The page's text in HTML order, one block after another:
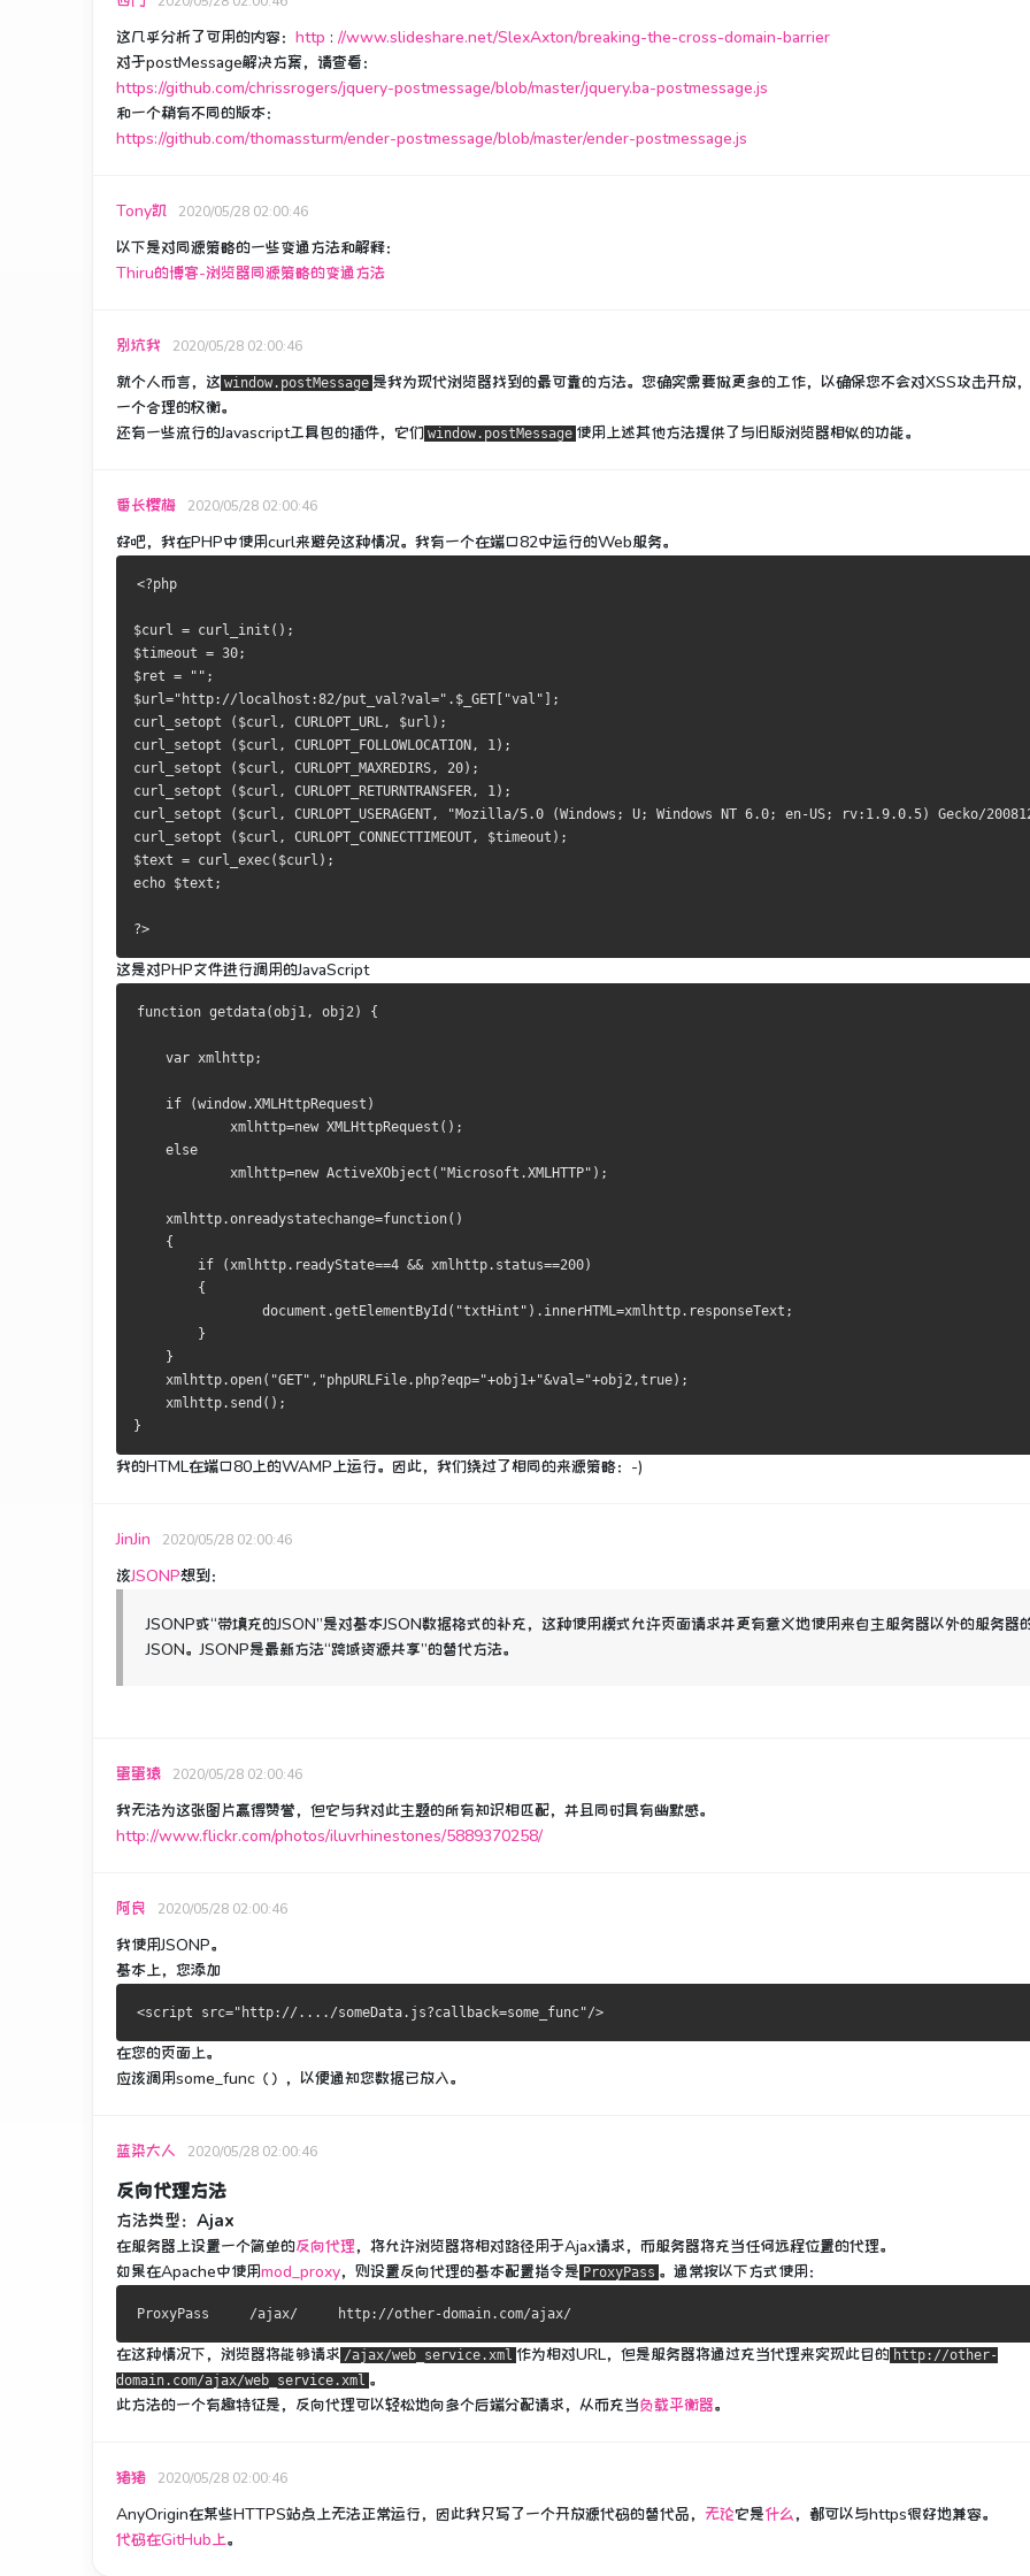
这几乎分析了可用的内容： http : //www.slideshare.net/SlexAxton/breaking-the-cross-domain-barrier
对于postMessage解决方案，请查看：
https://github.com/chrissrogers/jquery-postmessage/blob/master/jquery.ba-postmessage.js
和一个稍有不同的版本：
https://github.com/thomassturm/ender-postmessage/blob/master/ender-postmessage.js
Tony凯 2020/05/28 02:00:46
以下是对同源策略的一些变通方法和解释：
Thiru的博客-浏览器同源策略的变通方法
别坑我 2020/05/28 02:00:46
就个人而言，这 window.postMessage 是我为现代浏览器找到的最可靠的方法。 您确实需要做更多的工作，以确保您不会对XSS攻击开放
一个合理的权衡。
还有一些流行的Javascript工具包的插件，它们 window.postMessage 使用上述其他方法提供了与旧版浏览器相似的功能。
番长樱梅 2020/05/28 02:00:46
好吧，我在PHP中使用curl来避免这种情况。 我有一个在端口82中运行的Web服务。
<?php
$curl = curl_init ();
$timeout = 30;
$ret = "" ;
$url="http://localhost:82/put_val?val=" . $_GET "val" ];
curl_setopt
( $curl , CURLOPT_URL, $url );
curl_setopt
( $curl , CURLOPT_FOLLOWLOCATION , 1);
curl_setopt
( $curl , CURLOPT_MAXREDIRS, 20);
curl_setopt
( $curl , CURLOPT_RETURNTRANSFER, 1);
curl_setopt
( $curl , CURLOPT_USERAGENT,
"Mozilla/5.0 (Windows; U; Windows NT 6.0; en-US; rv:1.9.0.5) Gecko/
curl_setopt
( $curl , CURLOPT_CONNECTTIMEOUT, $timeout );
$text = curl_exec( $curl );
echo $text ;
?>
这是对PHP文件进行调用的JavaScript
function getdata(obj1, obj2) {
var xmlhttp;
if (window.XMLHttpRequest )
            xmlhttp
=new XMLHttpRequest ();
else
            xmlhttp
=new ActiveXObject ( "Microsoft.XMLHTTP" );
    xmlhttp
.onreadystatechange=function()
{
if
(xmlhttp. readyState==4 && xmlhttp. status==200)
{
                document
.getElementById ( "txtHint" ). innerHTML=xmlhttp. responseText ;
}
}
    xmlhttp
.open( "GET" , "phpURLFile.php?eqp="+obj1+"&val="+obj2,true);
    xmlhttp
. send ();
}
我的HTML在端口80上的WAMP上运行。因此，我们绕过了相同的来源策略：-)
JinJin 2020/05/28 02:00:46
该JSONP想到：
JSONP或“带填充的JSON”是对基本JSON数据格式的补充，这种使用模式允许页面请求并更有意义地使用来自主服务器以外的服务器
JSON。JSONP是最新方法“跨域资源共享”的替代方法。
蛋蛋猿 2020/05/28 02:00:46
我无法为这张图片赢得赞誉，但它与我对此主题的所有知识相匹配，并且同时具有幽默感。
http://www.flickr.com/photos/iluvrhinestones/5889370258/
阿良 2020/05/28 02:00:46
我使用JSONP。
基本上，您添加
<script src="http://..../someData.js?callback=some_func"/>
在您的页面上。
应该调用some_func（），以便通知您数据已放入。
蓝染大人 2020/05/28 02:00:46
反向代理方法
方法类型： Ajax
在服务器上设置一个简单的反向代理，将允许浏览器将相对路径用于Ajax请求，而服务器将充当任何远程位置的代理。
如果在Apache中使用mod_proxy，则设置反向代理的基本配置指令是 ProxyPass 。 通常按以下方式使用：
ProxyPass /ajax/
     http
: //other-domain.com/ajax/
在这种情况下，浏览器将能够请求 /ajax/web_service.xml 作为相对URL，但是服务器将通过充当代理来实现此目的 http://other-
domain.com/ajax/web_service.xml 。
此方法的一个有趣特征是，反向代理可以轻松地向多个后端分配请求，从而充当负载平衡器。
猪猪 2020/05/28 02:00:46
AnyOrigin在某些HTTPS站点上无法正常运行，因此我只写了一个开放源代码的替代品， 无论它是什么，都可以与https很好地兼容。
代码在GitHub上。